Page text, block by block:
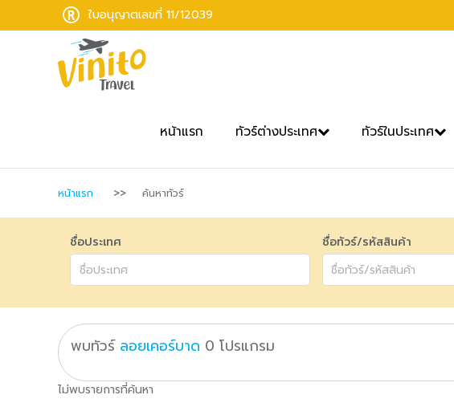
ใบอนุญาตเลขที่ 11/12039
หน้าแรก ทัวร์ต่างประเทศ ทัวร์ในประเทศ
หน้าแรก ค้นหาทัวร์
ชื่อประเทศ ชื่อทัวร์/รหัสสินค้า
พบทัวร์ ลอยเคอร์บาด 0 โปรแกรม
ไม่พบรายการที่ค้นหา